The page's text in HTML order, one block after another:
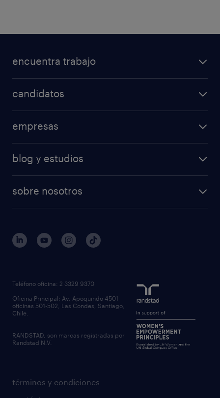
encuentra trabajo
candidatos
empresas
blog y estudios
sobre nosotros
términos y condiciones
Teléfono oficina: 2 3329 9370
Oficina Principal: Av. Apoquindo 4501
oficinas 501-502, Las Condes, Santiago,
Chile.
RANDSTAD, son marcas registradas por
Randstad N.V.